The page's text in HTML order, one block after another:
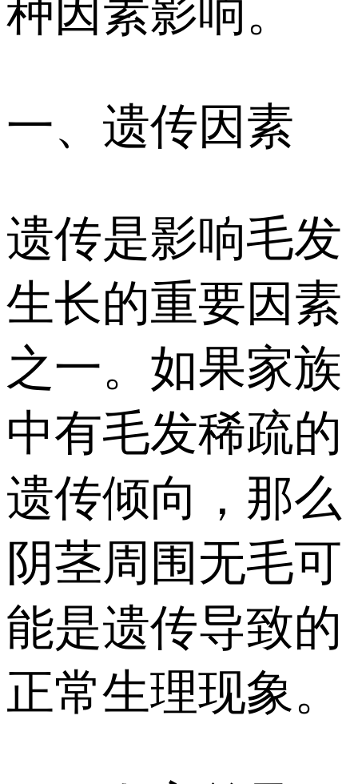
种因素影响。
一、遗传因素
遗传是影响毛发
生长的重要因素
之一。如果家族
中有毛发稀疏的
遗传倾向，那么
阴茎周围无毛可
能是遗传导致的
正常生理现象。